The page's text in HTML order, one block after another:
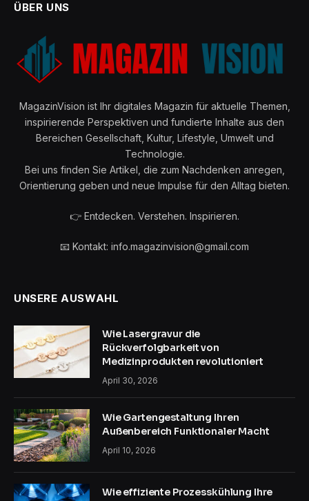
ÜBER UNS
MagazinVision ist Ihr digitales Magazin für aktuelle Themen,
inspirierende Perspektiven und fundierte Inhalte aus den
Bereichen Gesellschaft, Kultur, Lifestyle, Umwelt und
Technologie.
Bei uns finden Sie Artikel, die zum Nachdenken anregen,
Orientierung geben und neue Impulse für den Alltag bieten.
👉 Entdecken. Verstehen. Inspirieren.
📧 Kontakt: info.magazinvision@gmail.com
UNSERE AUSWAHL
Wie Lasergravur die
Rückverfolgbarkeit von
Medizinprodukten revolutioniert
April 30, 2026
Wie Gartengestaltung Ihren
Außenbereich Funktionaler Macht
April 10, 2026
Wie effiziente Prozesskühlung Ihre